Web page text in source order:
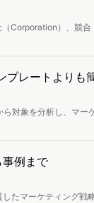
Corporation）、競
例から3C分析を学
い。
プレートよりも
対象を分析し、マー
ートで上手く進められ
例まで
たマーケティング戦